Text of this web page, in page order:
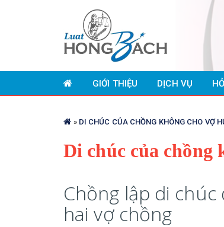
GIỚI THIỆU DỊCH VỤ
Bạn
đang
ở
đây
» DI CHÚC CỦA CHỒNG KHÔNG CHO VỢ
Di chúc của chồng
Chồng lập di
hai vợ chồng